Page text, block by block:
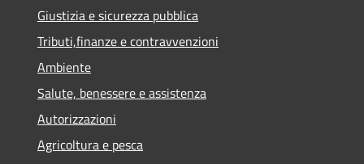
Giustizia e sicurezza pubblica
Tributi,finanze e contravvenzioni
Ambiente
Salute, benessere e assistenza
Autorizzazioni
Agricoltura e pesca